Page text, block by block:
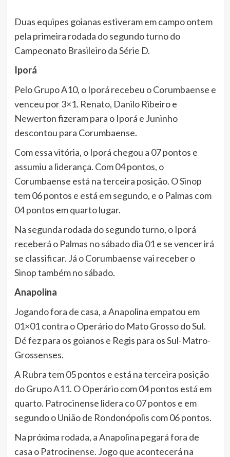
Duas equipes goianas estiveram em campo ontem
pela primeira rodada do segundo turno do
Campeonato Brasileiro da Série D.
Iporá
Pelo Grupo A10, o Iporá recebeu o Corumbaense e
venceu por 3×1. Renato, Danilo Ribeiro e
Newerton fizeram para o Iporá e Juninho
descontou para Corumbaense.
Com essa vitória, o Iporá chegou a 07 pontos e
assumiu a liderança. Com 04 pontos, o
Corumbaense está na terceira posição. O Sinop
tem 06 pontos e está em segundo, e o Palmas com
04 pontos em quarto lugar.
Na segunda rodada do segundo turno, o Iporá
receberá o Palmas no sábado dia 01 e se vencer irá
se classificar. Já o Corumbaense vai receber o
Sinop também no sábado.
Anapolina
Jogando fora de casa, a Anapolina empatou em
01×01 contra o Operário do Mato Grosso do Sul.
Dé fez para os goianos e Regis para os Sul-Matro-
Grossenses.
A Rubra tem 05 pontos e está na terceira posição
do Grupo A11. O Operário com 04 pontos está em
quarto. Patrocinense lidera co 07 pontos e em
segundo o União de Rondonópolis com 06 pontos.
Na próxima rodada, a Anapolina pegará fora de
casa o Patrocinense. Jogo que acontecerá na